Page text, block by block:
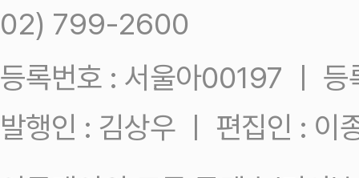
02) 799-2600
등록번호 : 서울아00197 ㅣ
발행인 : 김상우 ㅣ 편집인 : 이